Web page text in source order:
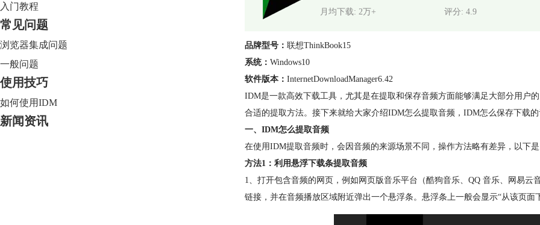
入门教程
常见问题
浏览器集成问题
一般问题
使用技巧
如何使用IDM
新闻资讯
月均下载: 2万+
评分: 4.9
品牌型号： 联想ThinkBook15
系统： Windows10
软件版本： InternetDownloadManager6.42
IDM是一款高效下载工具，尤其是在提取和保存音频方面能够满足大部分用户
合适的提取方法。接下来就给大家介绍IDM怎么提取音频，IDM怎么保存下载
一、IDM怎么提取音频
在使用IDM提取音频时，会因音频的来源场景不同，操作方法略有差异，以下
方法1：利用悬浮下载条提取音频
1、打开包含音频的网页，例如网页版音乐平台（酷狗音乐、QQ 音乐、网易
链接，并在音频播放区域附近弹出一个悬浮条。悬浮条上一般会显示“从该页面